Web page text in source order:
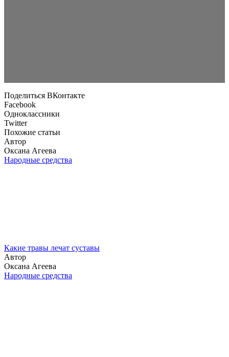
Поделиться ВКонтакте
Facebook
Одноклассники
Twitter
Похожие статьи
Автор
Оксана Агеева
Народные средства
Какие травы лечат суставы
Автор
Оксана Агеева
Народные средства